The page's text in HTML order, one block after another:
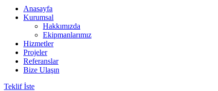
Anasayfa
Kurumsal
Hakkımızda
Ekipmanlarımız
Hizmetler
Projeler
Referanslar
Bize Ulaşın
Teklif İste